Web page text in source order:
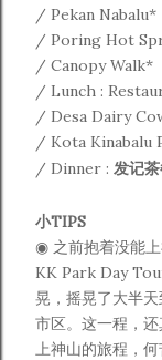
/ Pekan Nabalu*
/ Poring Hot
/ Canopy Walk*
/ Lunch :
/ Desa Dairy
/ Kota Kinabalu
/ Dinner : 发记
小TIPS
◉ 之前抱着没能
KK Park Day
晃，摇晃了大半
市区。这一程，
上神山的旅程，